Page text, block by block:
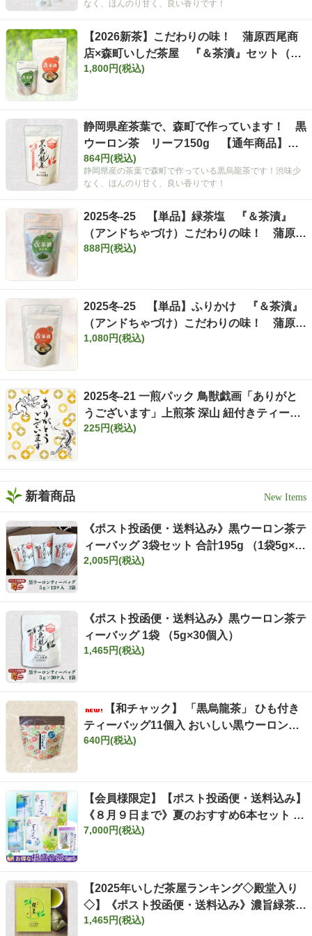
なく、ほんのり甘く、良い香りです！
【2026新茶】こだわりの味！ 蒲原西尾商
店×森町いしだ茶屋 『＆茶漬』セット（ア
ンドちゃづけ）
1,800円(税込)
静岡県産茶葉で、森町で作っています！ 黒
ウーロン茶 リーフ150g 【通年商品】
【定番】
864円(税込)
静岡県産の茶葉で森町で作っている黒烏龍茶です！渋味少
なく、ほんのり甘く、良い香りです！
2025冬-25 【単品】緑茶塩 『＆茶漬』
（アンドちゃづけ）こだわりの味！ 蒲原西
尾商店×森町いしだ茶屋 とにかく美
888円(税込)
2025冬-25 【単品】ふりかけ 『＆茶漬』
（アンドちゃづけ）こだわりの味！ 蒲原西
尾商店×森町いしだ茶屋
1,080円(税込)
2025冬-21 一煎パック 鳥獣戯画「ありがと
うございます」上煎茶 深山 紐付きティーバ
ッグ 3g×2ヶ入
225円(税込)
新着商品
《ポスト投函便・送料込み》黒ウーロン茶テ
ィーバッグ 3袋セット 合計195g （1袋5g×1
3個入×3袋）
2,005円(税込)
《ポスト投函便・送料込み》黒ウーロン茶テ
ィーバッグ 1袋 （5g×30個入）
1,465円(税込)
【和チャック】 「黒烏龍茶」 ひも付き
ティーバッグ11個入 おいしい黒ウーロン茶
お茶 【定番】
640円(税込)
【会員様限定】【ポスト投函便・送料込み】
《８月９日まで》夏のおすすめ6本セット き
らめきティーバッグ7ヶ入りプレゼント付き
7,000円(税込)
【2025年いしだ茶屋ランキング◇殿堂入り
◇】《ポスト投函便・送料込み》濃旨緑茶テ
ィーバッグ 1袋 （5g×40個入）
1,465円(税込)